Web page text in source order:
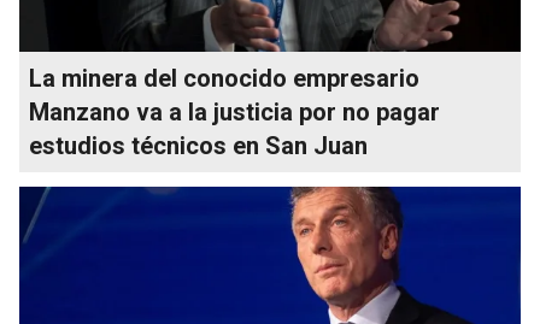
La minera del conocido empresario
Manzano va a la justicia por no pagar
estudios técnicos en San Juan